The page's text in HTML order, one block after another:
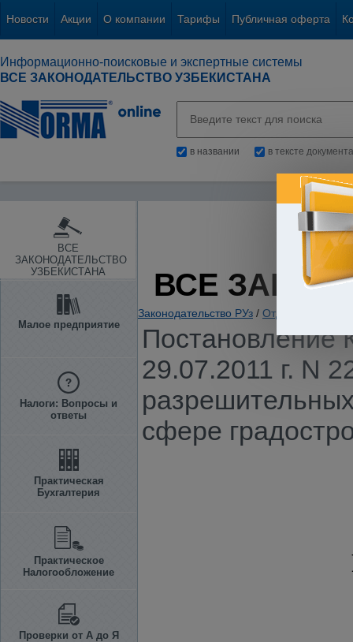
Новости Акции О компании Тарифы Публичная оферта
Информационно-поисковые и экспертные системы
ВСЕ ЗАКОНОДАТЕЛЬСТВО УЗБЕКИСТАНА
в названии в тексте документа
ВСЕ
ЗАКОНОДАТЕЛЬСТВО
УЗБЕКИСТАНА
Малое предприятие
Налоги: Вопросы и
ответы
Практическая
Бухгалтерия
Практическое
Налогообложение
Проверки от А до Я
ВСЕ
Законодательство РУз / Отдельные
Постановление
29.07.2011 г. N
сфере